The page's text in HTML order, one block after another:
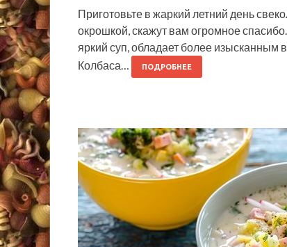
Приготовьте в жаркий летний день
окрошкой, скажут вам огромное
яркий суп, обладает более изысканным
Колбаса…
ПОДРОБНЕЕ